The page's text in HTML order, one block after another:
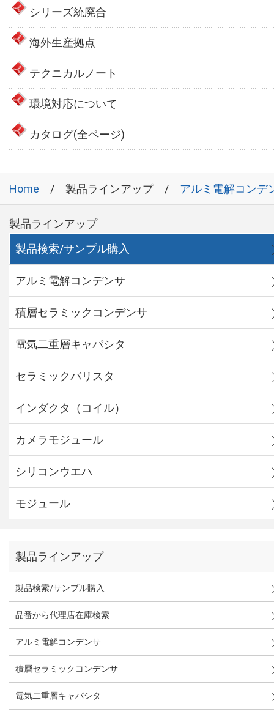
シリーズ統廃合
海外生産拠点
テクニカルノート
環境対応について
カタログ(全ページ)
Home 製品ラインアップ アルミ電解コンデ
製品ラインアップ
製品検索/サンプル購入
アルミ電解コンデンサ
積層セラミックコンデンサ
電気二重層キャパシタ
セラミックバリスタ
インダクタ（コイル）
カメラモジュール
シリコンウエハ
モジュール
製品ラインアップ
製品検索/サンプル購入
品番から代理店在庫検索
アルミ電解コンデンサ
積層セラミックコンデンサ
電気二重層キャパシタ